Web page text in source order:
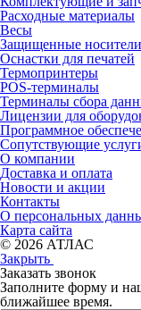
Расходные материалы
Весы
Защищенные
Оснастки для печатей
Термопринтеры
POS-терминалы
Терминалы сбора
Лицензии для
Программное
Сопутствующие
О компании
Доставка и оплата
Новости и акции
Контакты
О персональных
Карта сайта
© 2026 АТЛАС
Закрыть
Заказать звонок
Заполните форму и
ближайшее время.